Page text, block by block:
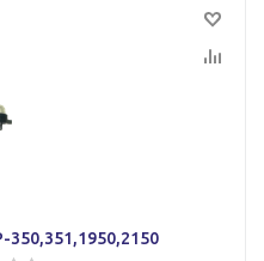
350,351,1950,2150